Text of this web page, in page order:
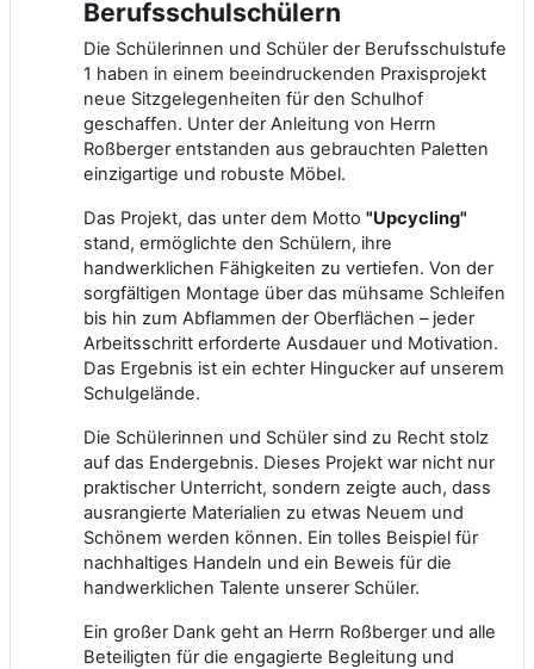
Berufsschulschülern
Die Schülerinnen und Schüler der Berufsschulstufe
1 haben in einem beeindruckenden Praxisprojekt
neue Sitzgelegenheiten für den Schulhof
geschaffen. Unter der Anleitung von Herrn
Roßberger entstanden aus gebrauchten Paletten
einzigartige und robuste Möbel.
Das Projekt, das unter dem Motto "Upcycling"
stand, ermöglichte den Schülern, ihre
handwerklichen Fähigkeiten zu vertiefen. Von der
sorgfältigen Montage über das mühsame Schleifen
bis hin zum Abflammen der Oberflächen – jeder
Arbeitsschritt erforderte Ausdauer und Motivation.
Das Ergebnis ist ein echter Hingucker auf unserem
Schulgelände.
Die Schülerinnen und Schüler sind zu Recht stolz
auf das Endergebnis. Dieses Projekt war nicht nur
praktischer Unterricht, sondern zeigte auch, dass
ausrangierte Materialien zu etwas Neuem und
Schönem werden können. Ein tolles Beispiel für
nachhaltiges Handeln und ein Beweis für die
handwerklichen Talente unserer Schüler.
Ein großer Dank geht an Herrn Roßberger und alle
Beteiligten für die engagierte Begleitung und